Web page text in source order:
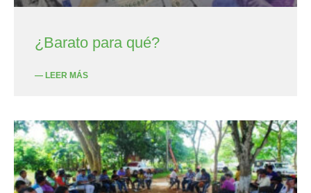
¿Barato para qué?
— LEER MÁS